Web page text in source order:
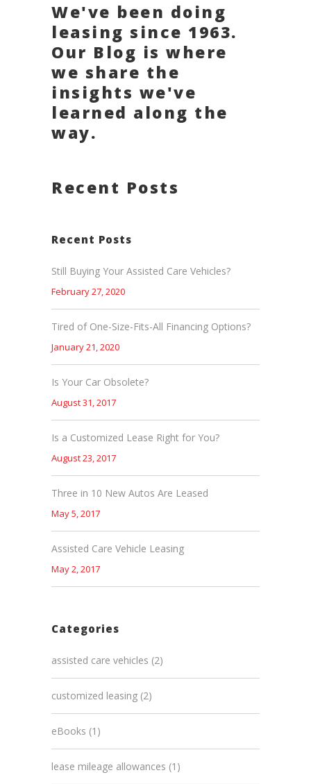
We've been doing
leasing since 1963.
Our Blog is where
we share the
insights we've
learned along the
way.
Recent Posts
Recent Posts
Still Buying Your Assisted Care Vehicles?
February 27, 2020
Tired of One-Size-Fits-All Financing Options?
January 21, 2020
Is Your Car Obsolete?
August 31, 2017
Is a Customized Lease Right for You?
August 23, 2017
Three in 10 New Autos Are Leased
May 5, 2017
Assisted Care Vehicle Leasing
May 2, 2017
Categories
assisted care vehicles (2)
customized leasing (2)
eBooks (1)
lease mileage allowances (1)